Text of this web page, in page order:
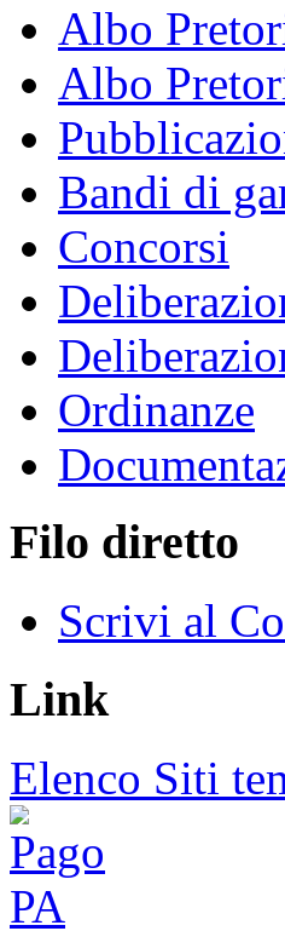
Albo
Albo
Bandi di
Concorsi
Ordinanze
Filo diretto
Scrivi al
Link
Elenco Siti